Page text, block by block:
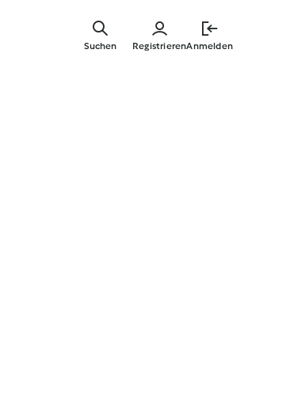
RegistrierenAnmelden
Suchen